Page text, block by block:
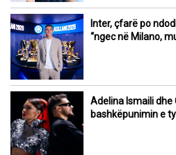
Inter, çfarë po
“ngec në Milano,
Adelina Ismaili
bashkëpunimin e